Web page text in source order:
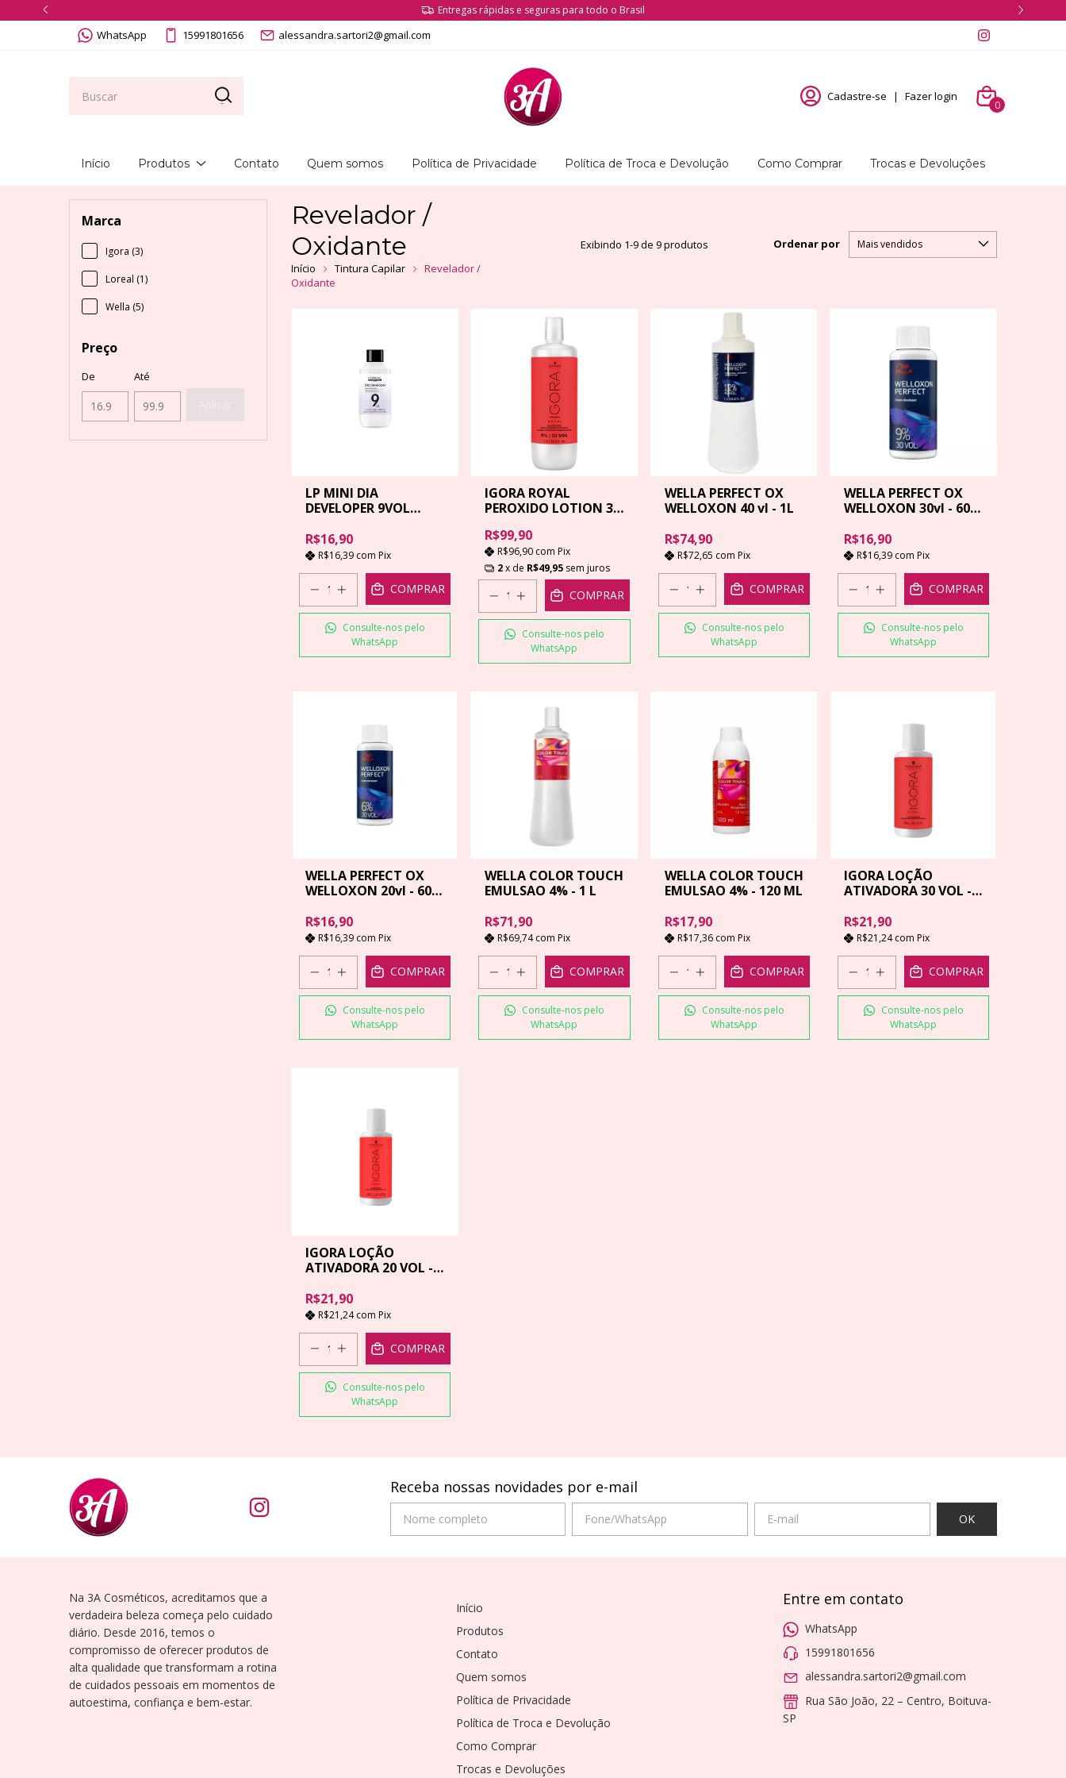
Entregas rápidas e seguras para todo o Brasil
WhatsApp 15991801656 alessandra.sartori2@gmail.com
Cadastre-se | Fazer login
0
Início Produtos Contato Quem somos Política de Privacidade Política de Troca e Devolução Como Comprar Trocas e Devoluções
Marca
Igora (3)
Loreal (1)
Wella (5)
Preço
De Até
Aplicar
Revelador /
Oxidante
Início Tintura Capilar
Revelador /
Oxidante
Exibindo 1-9 de 9 produtos Ordenar por
LP MINI DIA
DEVELOPER 9VOL
R$16,90
R$16,39 com Pix
COMPRAR
Consulte-nos pelo
WhatsApp
IGORA ROYAL
PEROXIDO LOTION 30
R$99,90
R$96,90 com Pix
2x de R$49,95 sem juros
COMPRAR
Consulte-nos pelo
WhatsApp
WELLA PERFECT OX
WELLOXON 40 vl - 1L
R$74,90
R$72,65 com Pix
COMPRAR
Consulte-nos pelo
WhatsApp
WELLA PERFECT OX
WELLOXON 30vl - 60
R$16,90
R$16,39 com Pix
COMPRAR
Consulte-nos pelo
WhatsApp
WELLA PERFECT OX
WELLOXON 20vl - 60
R$16,90
R$16,39 com Pix
COMPRAR
Consulte-nos pelo
WhatsApp
WELLA COLOR TOUCH
EMULSAO 4% - 1 L
R$71,90
R$69,74com Pix
COMPRAR
Consulte-nos pelo
WhatsApp
WELLA COLOR TOUCH
EMULSAO 4% - 120 ML
R$17,90
R$17,36 com Pix
COMPRAR
Consulte-nos pelo
WhatsApp
IGORA LOÇÃO
ATIVADORA 30 VOL -
R$21,90
R$21,24com Pix
COMPRAR
Consulte-nos pelo
WhatsApp
IGORA LOÇÃO
ATIVADORA 20 VOL -
R$21,90
R$21,24com Pix
COMPRAR
Consulte-nos pelo
WhatsApp
Receba nossas novidades por e-mail
Na 3A Cosméticos, acreditamos que a
verdadeira beleza começa pelo cuidado
diário. Desde 2016, temos o
compromisso de oferecer produtos de
alta qualidade que transformam a rotina
de cuidados pessoais em momentos de
autoestima, confiança e bem-estar.
Início
Produtos
Contato
Quem somos
Política de Privacidade
Política de Troca e Devolução
Como Comprar
Trocas e Devoluções
Entre em contato
WhatsApp
15991801656
alessandra.sartori2@gmail.com
Rua São João, 22 – Centro, Boituva-
SP